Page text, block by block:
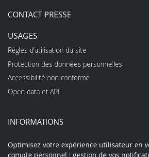
CONTACT PRESSE
USAGES
Règles d’utilisation du site
Protection des données personnelles
Accessibilité non conforme
Open data et API
INFORMATIONS
Optimisez votre expérience utilisateur en
compte personnel : gestion de vos